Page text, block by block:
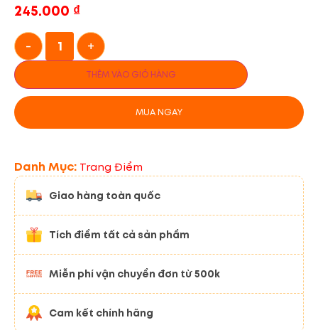
245.000 ₫
- +
THÊM VÀO GIỎ HÀNG
MUA NGAY
Danh Mục: Trang Điểm
Giao hàng toàn quốc
Tích điểm tất cả sản phẩm
Miễn phí vận chuyển đơn từ 500k
Cam kết chính hãng